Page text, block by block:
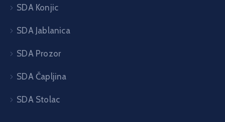
SDA Konjic
SDA Jablanica
SDA Prozor
SDA Čapljina
SDA Stolac